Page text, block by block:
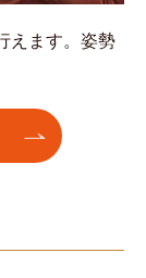
えます。姿勢